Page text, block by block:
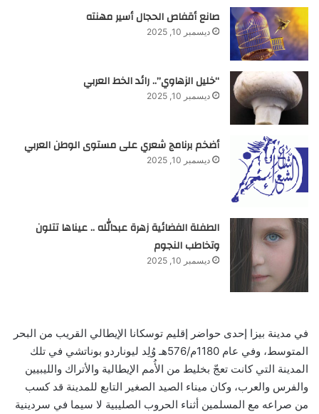
صانع أقفاص الحجال أسير مهنته
ديسمبر 10, 2025
“خليل الزهاوي”.. رائد الخط العربي
ديسمبر 10, 2025
أضخم برنامج شعري على مستوى الوطن العربي
ديسمبر 10, 2025
الطفلة الفضائية زهرة عبدالله .. عيناها تتلون
وتخاطب النجوم
ديسمبر 10, 2025
في مدينة بيزا إحدى حواضر إقليم توسكانا الإيطالي القريب من البحر
المتوسط، وفي عام 1180م/576هـ وُلِد ليوناردو بوناتشي في تلك
المدينة التي كانت تعجّ بخليط من الأُمم الإيطالية والأتراك والليبيين
والفرس والعرب، وكان ميناء الصيد الصغير التابع للمدينة قد كسب
من صراعه مع المسلمين أثناء الحروب الصليبية لا سيما في سردينية